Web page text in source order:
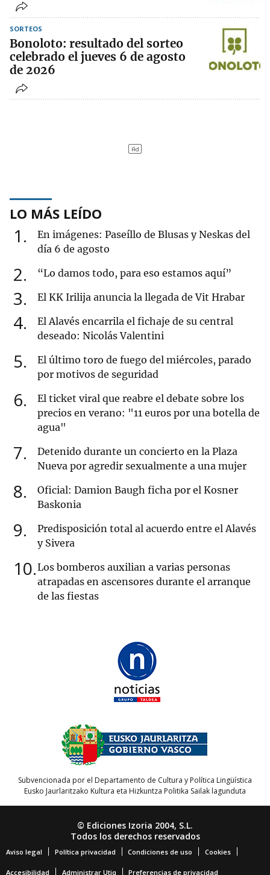
SORTEOS
Bonoloto: resultado del sorteo
celebrado el jueves 6 de agosto
de 2026
LO MÁS LEÍDO
1
En imágenes: Paseíllo de Blusas y Neskas del
día 6 de agosto
2 “Lo damos todo, para eso estamos aquí”
3 El KK Irilija anuncia la llegada de Vit Hrabar
4
El Alavés encarrila el fichaje de su central
deseado: Nicolás Valentini
5
El último toro de fuego del miércoles, parado
por motivos de seguridad
6
El ticket viral que reabre el debate sobre los
precios en verano: "11 euros por una botella de
agua"
7
Detenido durante un concierto en la Plaza
Nueva por agredir sexualmente a una mujer
8
Oficial: Damion Baugh ficha por el Kosner
Baskonia
9
Predisposición total al acuerdo entre el Alavés
y Sivera
10 Los bomberos auxilian a varias personas
atrapadas en ascensores durante el arranque
de las fiestas
Subvencionada por el Departamento de Cultura y Política Lingüística
Eusko Jaurlaritzako Kultura eta Hizkuntza Politika Sailak lagunduta
© Ediciones Izoria 2004, S.L.
Todos los derechos reservados
Aviso legal Política privacidad Condiciones de uso Cookies
Accesibilidad Administrar Utiq Preferencias de privacidad